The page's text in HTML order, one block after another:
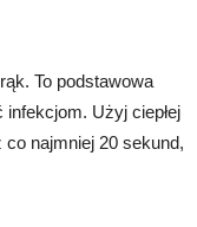
To podstawowa
Użyj ciepłej
co najmniej 20 sekund,